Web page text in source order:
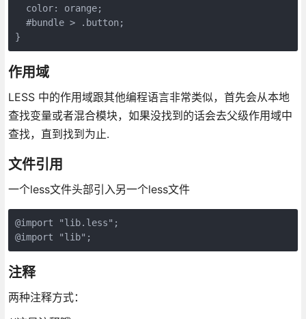
  color: orange;
  #bundle > .button;
}
作用域
LESS 中的作用域跟其他编程语言非常类似，首先会从本地
查找变量或者混合模块，如果没找到的话会去父级作用域中
查找，直到找到为止.
文件引用
一个less文件头部引入另一个less文件
@import "lib.less";
@import "lib";
注释
两种注释方式：